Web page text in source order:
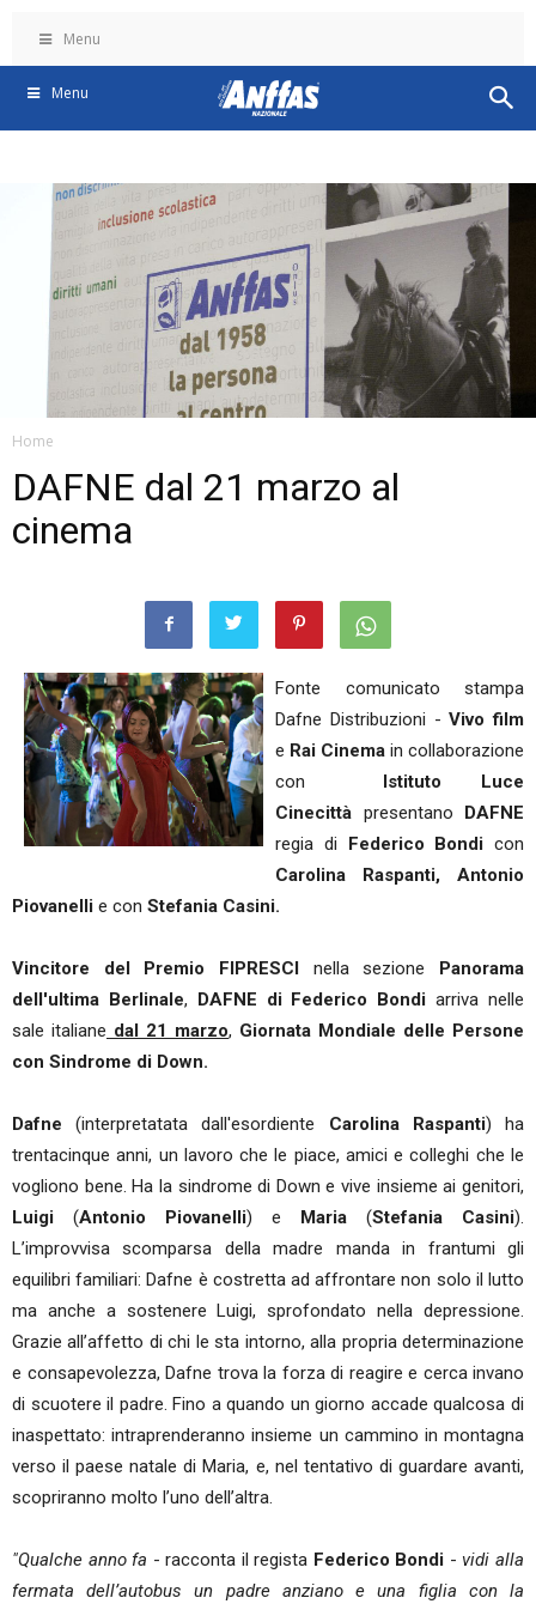
Menu
Menu
Home
DAFNE dal 21 marzo al
cinema
Fonte comunicato stampa
Dafne Distribuzioni -Vivo film
e Rai Cinema in collaborazione
con
Istituto Luce
Cinecittà presentano DAFNE
regia di Federico Bondi con
Carolina Raspanti, Antonio
Piovanelli e con Stefania Casini.
Vincitore del Premio FIPRESCI nella sezione Panorama
dell'ultima Berlinale, DAFNE di Federico Bondiarriva nelle
sale italiane dal 21 marzo, Giornata Mondiale delle Persone
con Sindrome di Down.
Dafne(interpretatata dall'esordiente Carolina Raspanti) ha
trentacinque anni, un lavoro che le piace, amici e colleghi che le
vogliono bene. Ha la sindrome di Down e vive insieme ai genitori,
Luigi (Antonio Piovanelli) e Maria (Stefania Casini).
L’improvvisa scomparsa della madre manda in frantumi gli
equilibri familiari: Dafne è costretta ad affrontare non solo il lutto
ma anche a sostenere Luigi, sprofondato nella depressione.
Grazie all’affetto di chi le sta intorno, alla propria determinazione
e consapevolezza, Dafne trova la forza di reagire e cerca invano
di scuotere il padre. Fino a quando un giorno accade qualcosa di
inaspettato: intraprenderanno insieme un cammino in montagna
verso il paese natale di Maria, e, nel tentativo di guardare avanti,
scopriranno molto l’uno dell’altra.
"Qualche anno fa - racconta il regista Federico Bondi - vidi alla
fermata dell’autobus un padre anziano e una figlia con la